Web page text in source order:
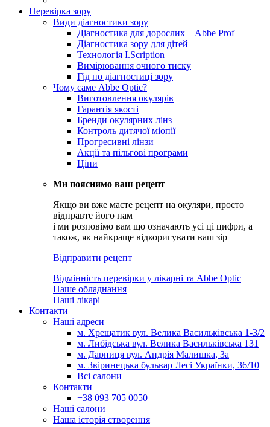
Перевірка зору
Види діагностики зору
Діагностика для дорослих – Abbe Prof
Діагностика зору для дітей
Технологія I.Scription
Вимірювання очного тиску
Гід по діагностиці зору
Чому саме Abbe Optic?
Виготовлення окулярів
Гарантія якості
Бренди окулярних лінз
Контроль дитячої міопії
Прогресивні лінзи
Акції та пільгові програми
Ціни
Ми пояснимо ваш рецепт
Якщо ви вже маєте рецепт на окуляри, просто
відправте його нам
і ми розповімо вам що означають усі ці цифри, а
також, як найкраще відкоригувати ваш зір
Відправити рецепт
Відмінність перевірки у лікарні та Abbe Optic
Наше обладнання
Наші лікарі
Контакти
Наші адреси
м. Хрещатик вул. Велика Васильківська 1-3/2
м. Либідська вул. Велика Васильківська 131
м. Дарниця вул. Андрія Малишка, 3а
м. Звіринецька бульвар Лесі Українки, 36/10
Всі салони
Контакти
+38 093 705 0050
Наші салони
Наша історія створення